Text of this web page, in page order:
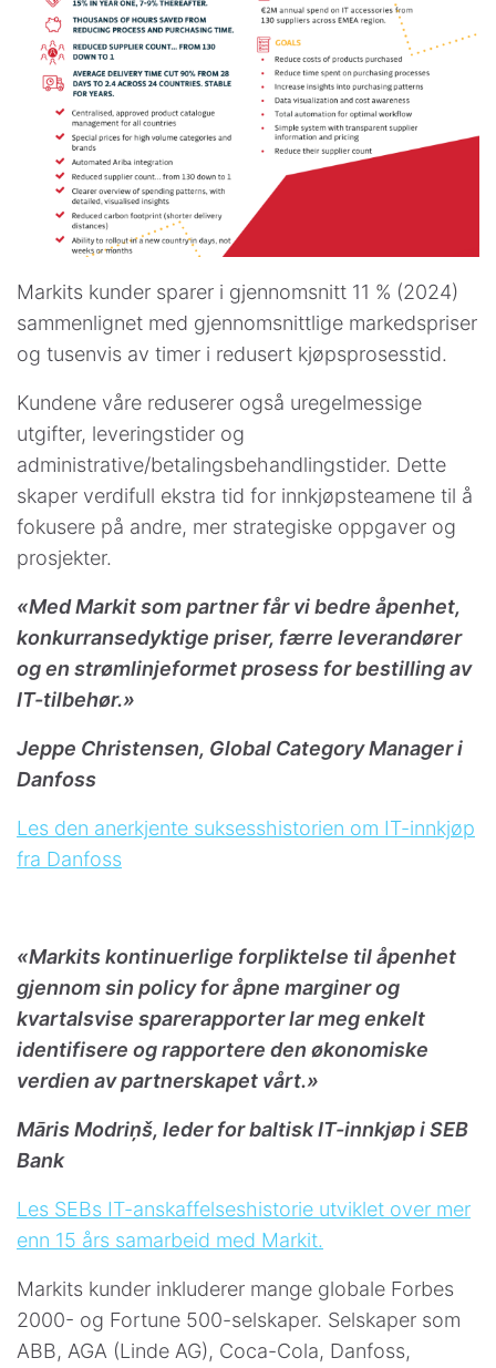
Markits kunder sparer i gjennomsnitt 11 % (2024)
sammenlignet med gjennomsnittlige markedspriser
og tusenvis av timer i redusert kjøpsprosesstid.
Kundene våre reduserer også uregelmessige
utgifter, leveringstider og
administrative/betalingsbehandlingstider. Dette
skaper verdifull ekstra tid for innkjøpsteamene til å
fokusere på andre, mer strategiske oppgaver og
prosjekter.
«Med Markit som partner får vi bedre åpenhet,
konkurransedyktige priser, færre leverandører
og en strømlinjeformet prosess for bestilling av
IT-tilbehør.»
Jeppe Christensen, Global Category Manager i
Danfoss
Les den anerkjente suksesshistorien om IT-innkjøp
fra Danfoss
«Markits kontinuerlige forpliktelse til åpenhet
gjennom sin policy for åpne marginer og
kvartalsvise sparerapporter lar meg enkelt
identifisere og rapportere den økonomiske
verdien av partnerskapet vårt.»
Māris Modriņš, leder for baltisk IT-innkjøp i SEB
Bank
Les SEBs IT-anskaffelseshistorie utviklet over mer
enn 15 års samarbeid med Markit.
Markits kunder inkluderer mange globale Forbes
2000- og Fortune 500-selskaper. Selskaper som
ABB, AGA (Linde AG), Coca-Cola, Danfoss,